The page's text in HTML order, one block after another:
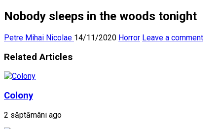
Nobody sleeps in the woods tonight
Petre Mihai Nicolae 14/11/2020 Horror Leave a comment
Related Articles
Colony
2 săptămâni ago